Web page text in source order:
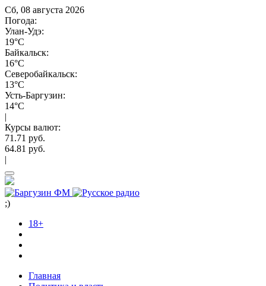
Сб, 08 августа 2026
Погода:
Улан-Удэ:
19°C
Байкальск:
16°C
Северобайкальск:
13°C
Усть-Баргузин:
14°C
|
Курсы валют:
71.71 руб.
64.81 руб.
|
;)
18+
Главная